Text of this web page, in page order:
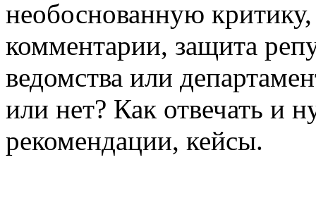
необоснованную
комментарии, защита
ведомства или
или нет? Как отвечать и
рекомендации, кейсы.